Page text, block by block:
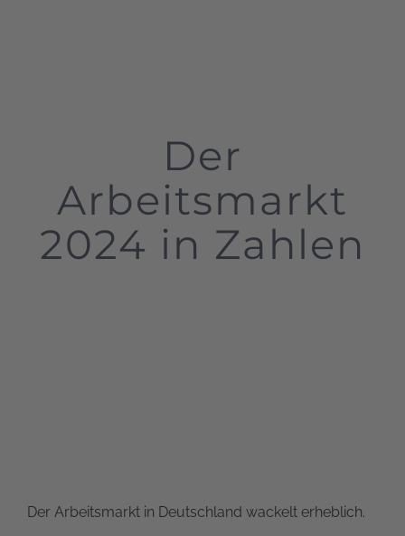
Der
Arbeitsmarkt
2024 in Zahlen
Der Arbeitsmarkt in Deutschland wackelt erheblich.